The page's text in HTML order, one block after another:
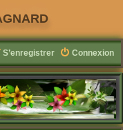
Connexion
S’enregistrer